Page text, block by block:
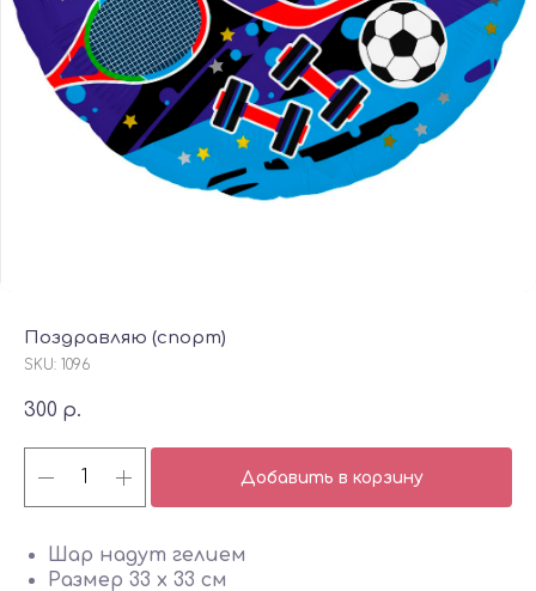
Поздравляю (спорт)
SKU: 1096
300 р.
Добавить в корзину
Шар надут гелием
Размер 33 х 33 см